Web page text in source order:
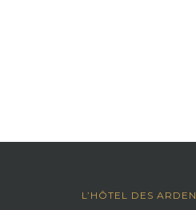
L’HÔTEL DES